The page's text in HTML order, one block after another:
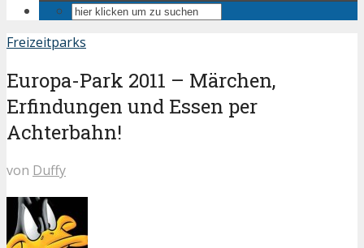
Freizeitparks
Europa-Park 2011 – Märchen,
Erfindungen und Essen per
Achterbahn!
von Duffy